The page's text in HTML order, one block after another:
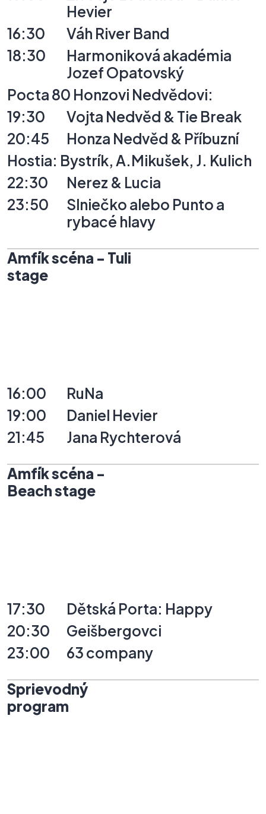
Hevier
16:30
Váh River Band
18:30
Harmoniková akadémia
Jozef Opatovský
Pocta 80 Honzovi Nedvědovi:
19:30
Vojta Nedvěd & Tie Break
20:45
Honza Nedvěd & Příbuzní
Hostia: Bystrík, A.Mikušek, J. Kulich
22:30
Nerez & Lucia
23:50
Slniečko alebo Punto a
rybacé hlavy
Amfíkscéna - Tuli
stage
16:00
RuNa
19:00
Daniel Hevier
21:45
Jana Rychterová
Amfíkscéna -
Beachstage
17:30 Dětská Porta: Happy
20:30
Geišbergovci
23:00
63 company
Sprievodný
program